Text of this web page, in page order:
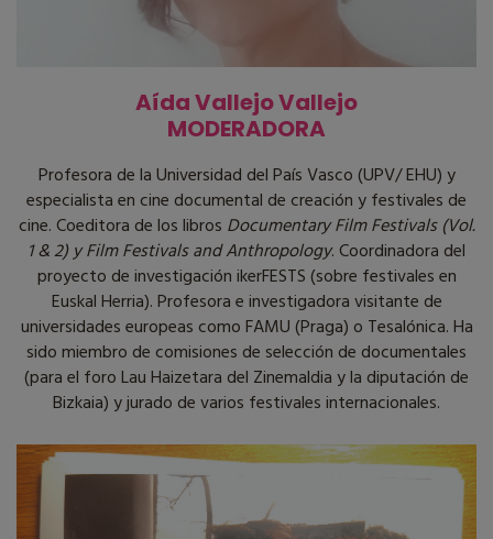
Aída Vallejo Vallejo
MODERADORA
Profesora de la Universidad del País Vasco (UPV/ EHU) y
especialista en cine documental de creación y festivales de
cine. Coeditora de los libros Documentary Film Festivals (Vol.
1 & 2) y Film Festivals and Anthropology. Coordinadora del
proyecto de investigación ikerFESTS (sobre festivales en
Euskal Herria). Profesora e investigadora visitante de
universidades europeas como FAMU (Praga) o Tesalónica. Ha
sido miembro de comisiones de selección de documentales
(para el foro Lau Haizetara del Zinemaldia y la diputación de
Bizkaia) y jurado de varios festivales internacionales.